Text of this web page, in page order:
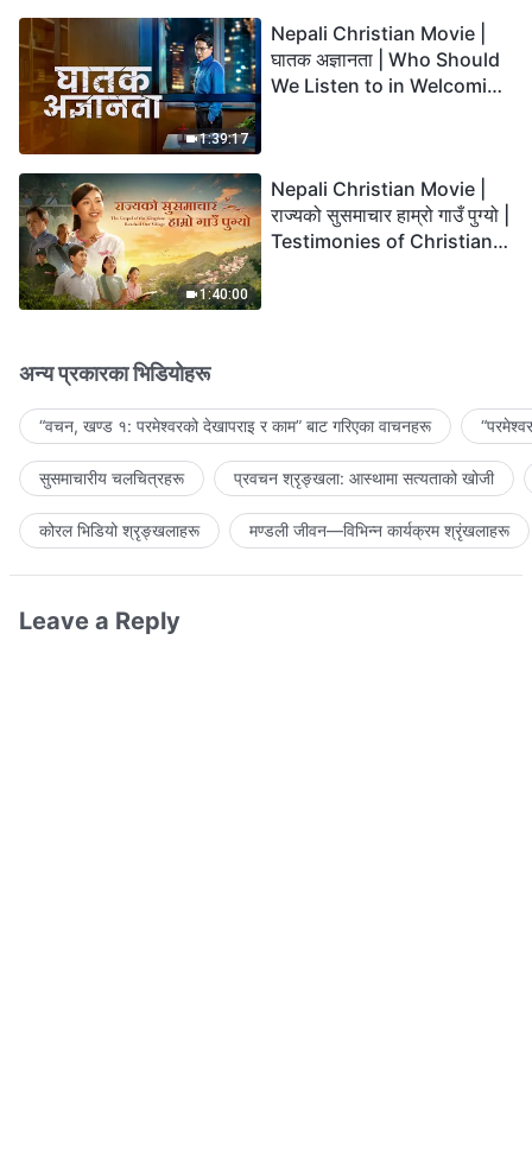
1:39:17
Nepali Christian Movie |
घातक अज्ञानता | Who Should
We Listen to in Welcoming
1:40:00
Nepali Christian Movie |
राज्यको सुसमाचार हाम्रो गाउँ पुग्यो |
Testimonies of Christians
अन्य प्रकारका भिडियोहरू
“वचन, खण्ड १: परमेश्‍वरको देखापराइ र काम” बाट गरिएका वाचनहरू
सुसमाचारीय चलचित्रहरू प्रवचन श्रृङ्खला: आस्थामा सत्यताको खोजी
कोरल भिडियो श्रृङ्खलाहरू मण्डली जीवन—विभिन्‍न कार्यक्रम श्रृंखलाहरू
Leave a Reply